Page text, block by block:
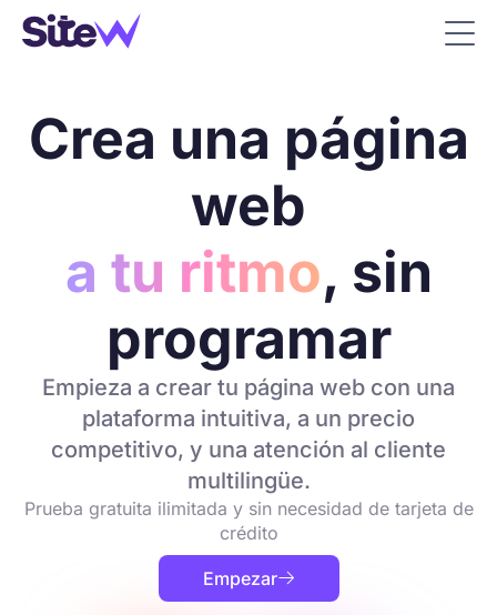
Crea una página
web
a tu ritmo, sin
programar
Empieza a crear tu página web con una
plataforma intuitiva, a un precio
competitivo, y una atención al cliente
multilingüe.
Prueba gratuita ilimitada y sin necesidad de tarjeta de
crédito

Empezar